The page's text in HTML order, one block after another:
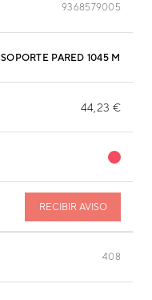
9368579005
SOPORTE PARED 1045 MM
44,23 €
RECIBIR AVISO
408